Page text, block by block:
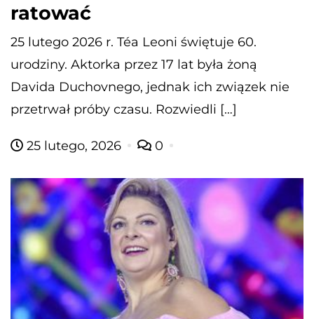
ratować
25 lutego 2026 r. Téa Leoni świętuje 60.
urodziny. Aktorka przez 17 lat była żoną
Davida Duchovnego, jednak ich związek nie
przetrwał próby czasu. Rozwiedli […]
25 lutego, 2026 0